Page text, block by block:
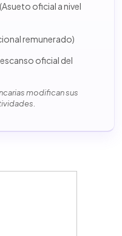
(Asueto oficial a nivel
remunerado)
oficial del
modifican sus